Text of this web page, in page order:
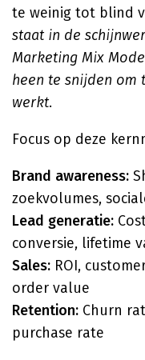
te weinig tot blind
staat in de
Marketing Mix
heen te snijden
werkt.
Focus op deze
Brand awareness:
zoekvolumes,
Lead generatie:
conversie, lifetime
Sales: ROI,
order value
Retention: Churn
purchase rate